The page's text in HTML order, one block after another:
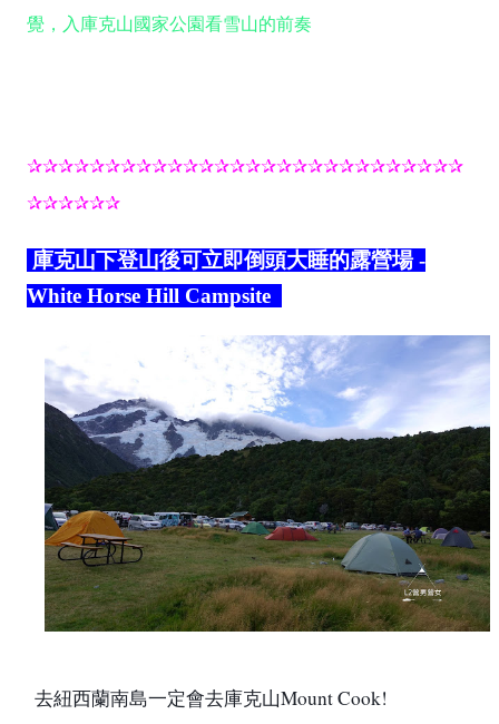
覺，入庫克山國家公園看雪山的前奏
✰✰✰✰✰✰✰✰✰✰✰✰✰✰✰✰✰✰✰✰✰✰✰✰✰✰✰✰
✰✰✰✰✰✰
庫克山下登山後可立即倒頭大睡的露營場 -
White Horse Hill Campsite
去紐西蘭南島一定會去庫克山Mount Cook!